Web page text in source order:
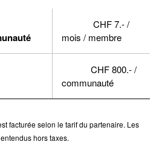
CHF 7.- /
mois / membre
CHF 800.- /
communauté
facturée selon le tarif du partenaire. Les
hors taxes.